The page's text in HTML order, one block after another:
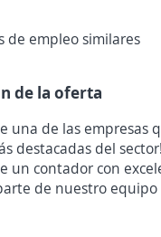
de empleo similares
de la oferta
una de las empresas
destacadas del
un contador con
de nuestro